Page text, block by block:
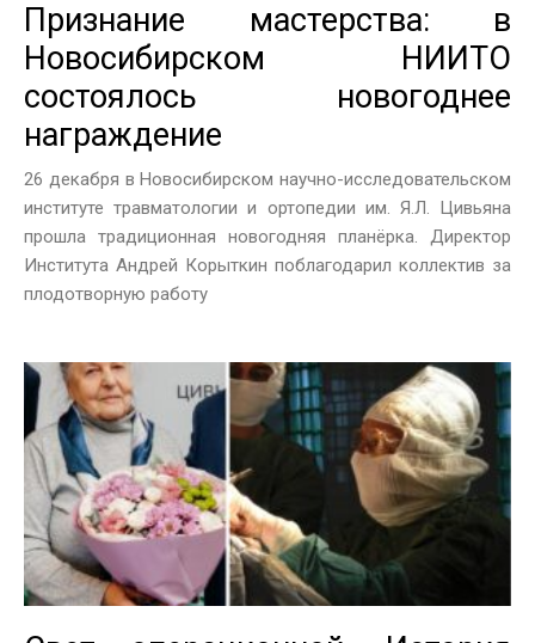
Признание мастерства: в
Новосибирском НИИТО
состоялось новогоднее
награждение
26 декабря в Новосибирском научно-исследовательском
институте травматологии и ортопедии им. Я.Л. Цивьяна
прошла традиционная новогодняя планёрка. Директор
Института Андрей Корыткин поблагодарил коллектив за
плодотворную работу